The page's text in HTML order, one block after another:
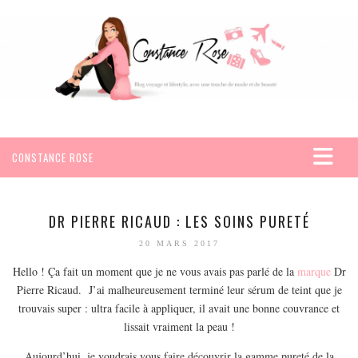
CONSTANCE ROSE
VOYAGES
SEYCHELLES
AMÉRIQUE
DR PIERRE RICAUD : LES SOINS PURETÉ
20 MARS 2017
Hello ! Ça fait un moment que je ne vous avais pas parlé de la marqueDr
Pierre Ricaud. J’ai malheureusement terminé leur sérum de teint que je
trouvais super : ultra facile à appliquer, il avait une bonne couvrance et
lissait vraiment la peau !